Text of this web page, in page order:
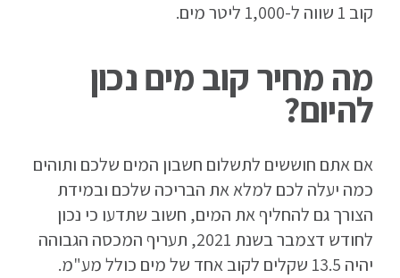
קוב 1 שווה ל-1,000 ליטר מים.
מה מחיר קוב מים נכון
להיום?
אם אתם חוששים לתשלום חשבון המים שלכם ותוהים
כמה יעלה לכם למלא את הבריכה שלכם ובמידת
הצורך גם להחליף את המים, חשוב שתדעו כי נכון
לחודש דצמבר בשנת 2021, תעריף המכסה הגבוהה
יהיה 13.5 שקלים לקוב אחד של מים כולל מע"מ.